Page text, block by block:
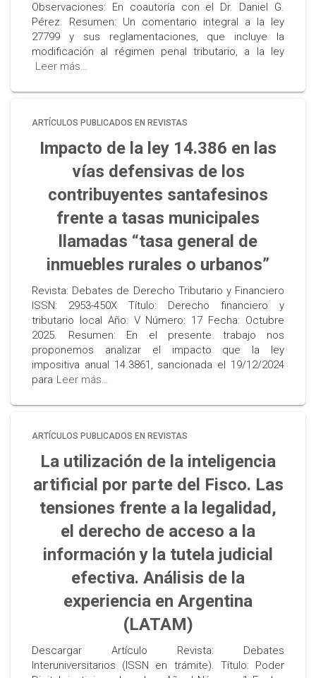
Observaciones: En coautoría con el Dr. Daniel G.
Pérez. Resumen: Un comentario integral a la ley
27799 y sus reglamentaciones, que incluye la
modificación al régimen penal tributario, a la ley
Leer más…
ARTÍCULOS PUBLICADOS EN REVISTAS
Impacto de la ley 14.386 en las
vías defensivas de los
contribuyentes santafesinos
frente a tasas municipales
llamadas “tasa general de
inmuebles rurales o urbanos”
Revista: Debates de Derecho Tributario y Financiero
ISSN: 2953-450X Título: Derecho financiero y
tributario local Año: V Número: 17 Fecha: Octubre
2025. Resumen: En el presente trabajo nos
proponemos analizar el impacto que la ley
impositiva anual 14.3861, sancionada el 19/12/2024
para Leer más…
ARTÍCULOS PUBLICADOS EN REVISTAS
La utilización de la inteligencia
artificial por parte del Fisco. Las
tensiones frente a la legalidad,
el derecho de acceso a la
información y la tutela judicial
efectiva. Análisis de la
experiencia en Argentina
(LATAM)
Descargar Artículo Revista: Debates
Interuniversitarios (ISSN en trámite). Título: Poder